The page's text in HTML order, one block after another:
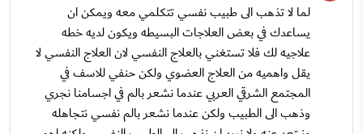
لما لا تذهب الى طبيب نفسي تتكلمي معه ويمكن ان
يساعدك في بعض العلاجات البسيطه ويكون لديه خطه
علاجيه لك فلا تستغني بالعلاج النفسي لان العلاج النفسي لا
يقل واهميه من العلاج العضوي ولكن حنفي للاسف في
المجتمع الشرقي العربي عندما نشعر بالم في اجسامنا نجري
وذهب الى الطبيب ولكن عندما نشعر بالم نفسي نتجاهله